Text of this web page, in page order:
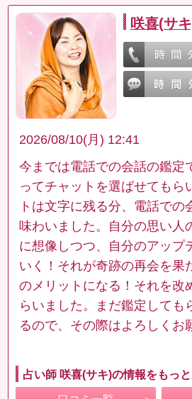
咲喜(サ
2026/08/10(月) 12:41
今までは電話での会話の鑑定
ってチャットを選ばせてもら
トは文字に残る分、電話での
味わいました。自分の思い人
に想像しつつ、自分のアップ
いく！それが奇跡の再会を果
のメリットになる！それを改
らいました。まだ鑑定しても
るので、その際はよろしくお
占い師 咲喜(サキ)の情報をもっ